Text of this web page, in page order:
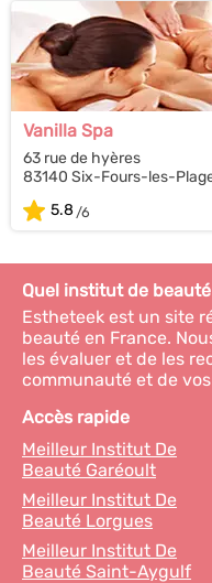
Vanilla Spa
63 rue de hyères
83140 Six-Fours-les-
5.8
Quel institut de
Estheteek est un site
beauté en France.
les évaluer et de les
communauté et de
Accès rapide
Meilleur Institut De
Beauté Garéoult
Meilleur Institut De
Beauté Lorgues
Meilleur Institut De
Beauté Saint-Aygulf